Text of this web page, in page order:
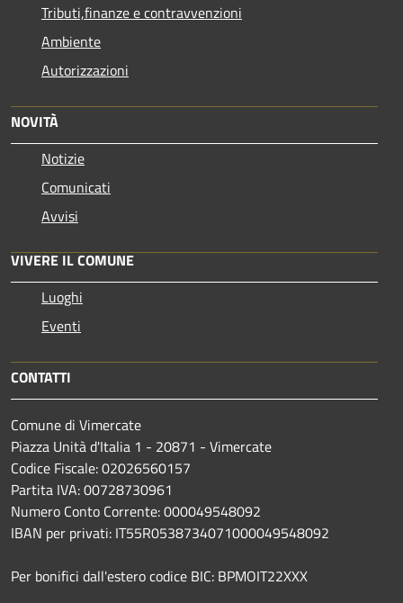
Tributi,finanze e contravvenzioni
Ambiente
Autorizzazioni
NOVITÀ
Notizie
Comunicati
Avvisi
VIVERE IL COMUNE
Luoghi
Eventi
CONTATTI
Comune di Vimercate
Piazza Unità d'Italia 1 - 20871 - Vimercate
Codice Fiscale: 02026560157
Partita IVA: 00728730961
Numero Conto Corrente: 000049548092
IBAN per privati: IT55R0538734071000049548092
Per bonifici dall'estero codice BIC: BPMOIT22XXX